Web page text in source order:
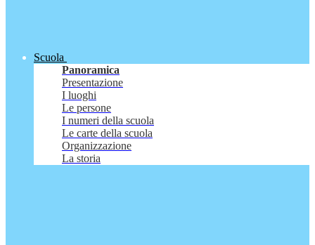
Scuola
Panoramica
Presentazione
I luoghi
Le persone
I numeri della scuola
Le carte della scuola
Organizzazione
La storia